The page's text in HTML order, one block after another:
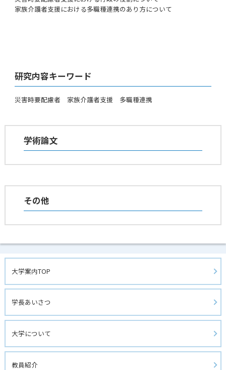
家族介護者支援における多職種連携のあり方について
研究内容キーワード
災害時要配慮者 家族介護者支援 多職種連携
学術論文
その他
大学案内TOP
学長あいさつ
大学について
教員紹介